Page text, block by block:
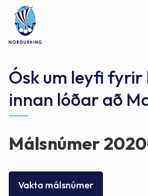
Leita
Ósk um leyfi
innan lóðar að
Málsnúmer
Vakta málsnúmer